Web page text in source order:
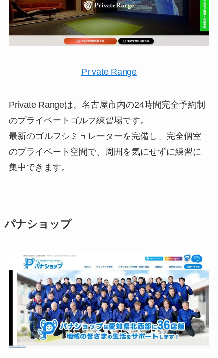
Private Range
Private Rangeは、名古屋市内の24時間完全予約制
のプライベートゴルフ練習場です。
最新のゴルフシミュレーターを完備し、完全個室
のプライベート空間で、周囲を気にせずに練習に
集中できます。
パナショップ